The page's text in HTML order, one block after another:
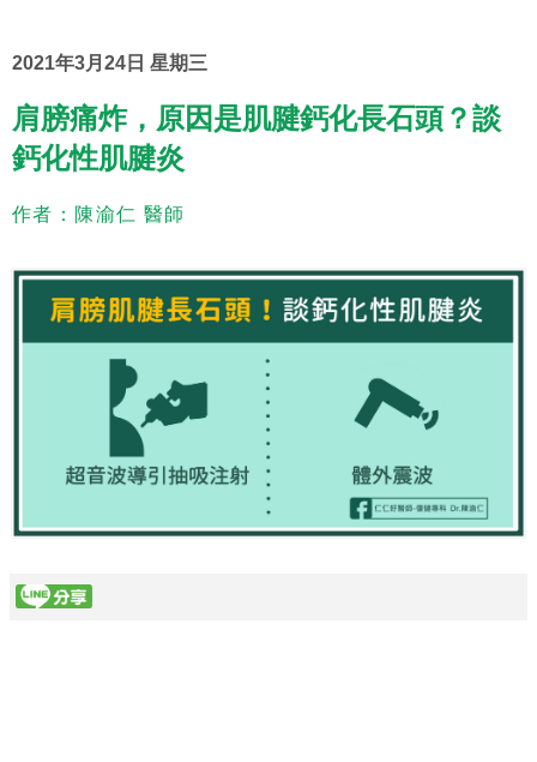
2021年3月24日 星期三
肩膀痛炸，原因是肌腱鈣化長石頭？談
鈣化性肌腱炎
作者：陳渝仁 醫師